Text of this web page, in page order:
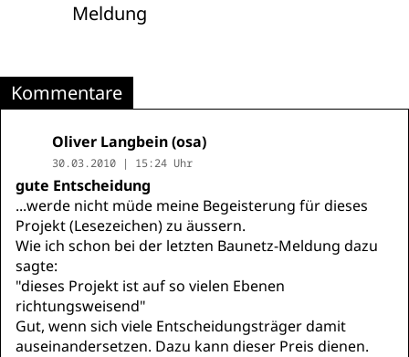
Meldung
Kommentare
Oliver Langbein (osa)
30.03.2010 | 15:24 Uhr
gute Entscheidung
...werde nicht müde meine Begeisterung für dieses
Projekt (Lesezeichen) zu äussern.
Wie ich schon bei der letzten Baunetz-Meldung dazu
sagte:
"dieses Projekt ist auf so vielen Ebenen
richtungsweisend"
Gut, wenn sich viele Entscheidungsträger damit
auseinandersetzen. Dazu kann dieser Preis dienen.